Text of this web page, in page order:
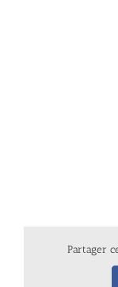
Partager